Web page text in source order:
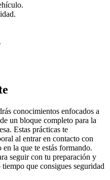
conocimientos enfocados a
un bloque completo para la
Estas prácticas te
al entrar en contacto con
la que te estás formando.
seguir con tu preparación y
que consigues seguridad